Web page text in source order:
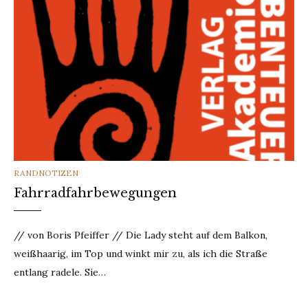
CATEGORIES
RANDNOTIZEN
Fahrradfahrbewegungen
// von Boris Pfeiffer // Die Lady steht auf dem Balkon,
weißhaarig, im Top und winkt mir zu, als ich die Straße
entlang radele. Sie…